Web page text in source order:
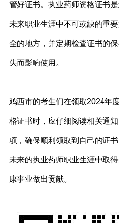
管好证书。执业药师资格证书
未来职业生涯中不可或缺的重
全的地方，并定期检查证书的
失而影响使用。
鸡西市的考生们在领取2024年
格证书时，应仔细阅读相关通
项，确保顺利领取到自己的证
未来的执业药师职业生涯中取
康事业做出贡献。